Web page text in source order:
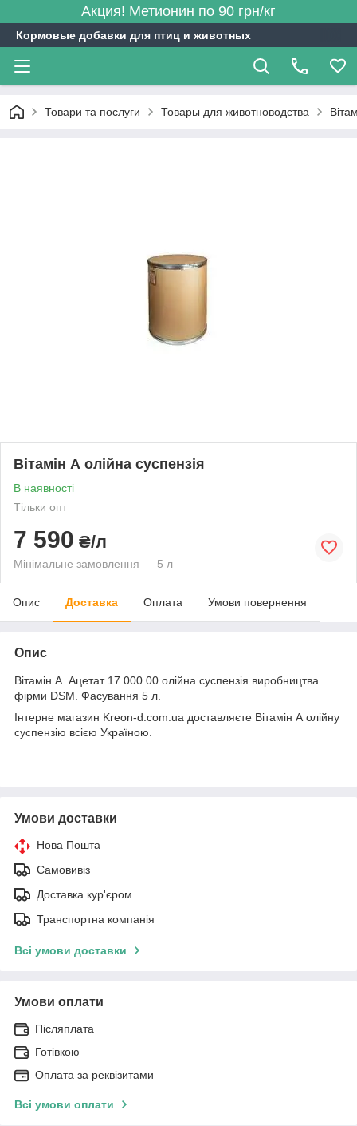
Акция! Метионин по 90 грн/кг
Кормовые добавки для птиц и животных
Товари та послуги Товары для животноводства
Вітамін А олійна суспензія
В наявності
Тільки опт
7 590 ₴/л
Мінімальне замовлення — 5 л
Опис Доставка Оплата Умови повернення
Опис
Вітамін А Ацетат 17 000 00 олійна суспензія виробництва
фірми DSM. Фасування 5 л.
Інтерне магазин Kreon-d.com.ua доставляєте Вітамін А олійну
суспензію всією Україною.
Умови доставки
Нова Пошта
Самовивіз
Доставка кур'єром
Транспортна компанія
Всі умови доставки
Умови оплати
Післяплата
Готівкою
Оплата за реквізитами
Всі умови оплати